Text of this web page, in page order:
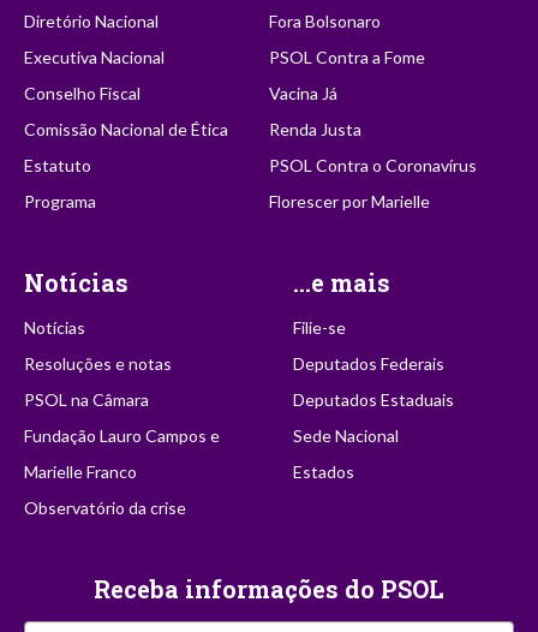
Diretório Nacional
Executiva Nacional
Conselho Fiscal
Comissão Nacional de Ética
Estatuto
Programa
Fora Bolsonaro
PSOL Contra a Fome
Vacina Já
Renda Justa
PSOL Contra o Coronavírus
Florescer por Marielle
Notícias
Notícias
Resoluções e notas
PSOL na Câmara
Fundação Lauro Campos e
Marielle Franco
Observatório da crise
...e mais
Filie-se
Deputados Federais
Deputados Estaduais
Sede Nacional
Estados
Receba informações do PSOL